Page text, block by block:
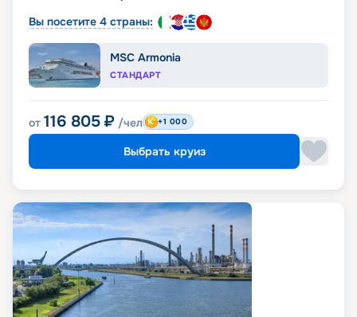
Вы посетите 4 страны:
MSC Armonia
СТАНДАРТ
от 116 805 ₽ /чел +1 000
Выбрать круиз